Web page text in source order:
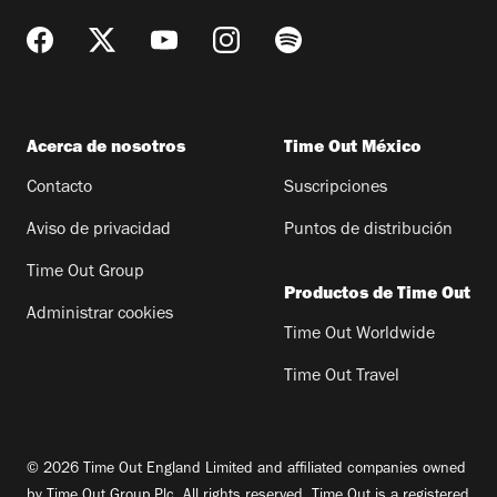
Acerca de nosotros
Contacto
Aviso de privacidad
Time Out Group
Administrar cookies
Time Out México
Suscripciones
Puntos de distribución
Productos de Time Out
Time Out Worldwide
Time Out Travel
© 2026 Time Out England Limited and affiliated companies owned